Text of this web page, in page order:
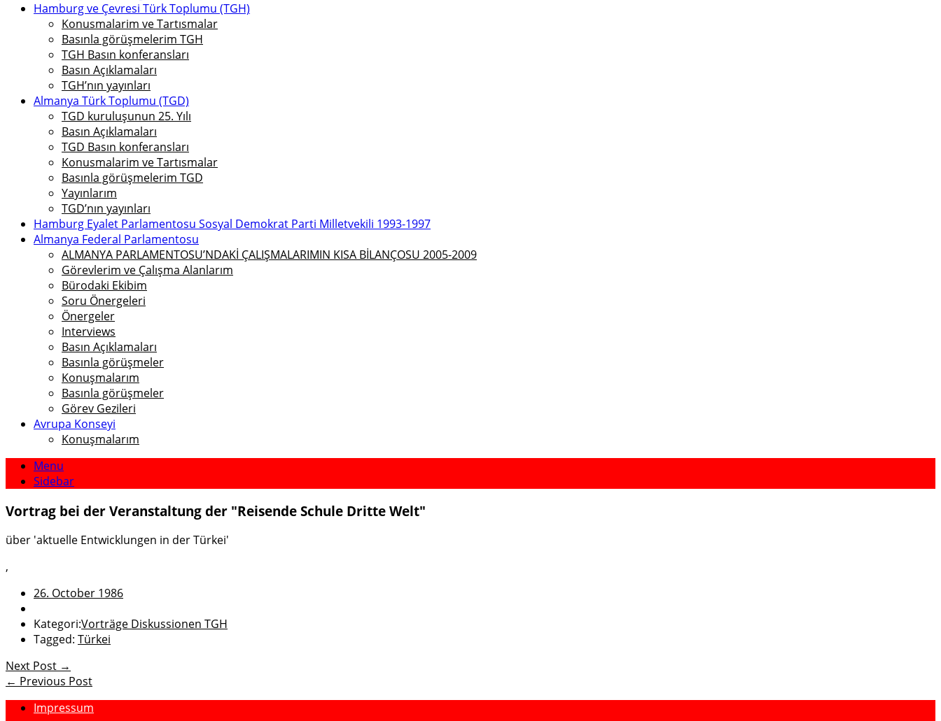
Hamburg ve Çevresi Türk Toplumu (TGH)
Konusmalarim ve Tartısmalar
Basınla görüşmelerim TGH
TGH Basın konferansları
Basın Açıklamaları
TGH’nın yayınları
Almanya Türk Toplumu (TGD)
TGD kuruluşunun 25. Yılı
Basın Açıklamaları
TGD Basın konferansları
Konusmalarim ve Tartısmalar
Basınla görüşmelerim TGD
Yayınlarım
TGD’nın yayınları
Hamburg Eyalet Parlamentosu Sosyal Demokrat Parti Milletvekili 1993-1997
Almanya Federal Parlamentosu
ALMANYA PARLAMENTOSU’NDAKİ ÇALIŞMALARIMIN KISA BİLANÇOSU 2005-2009
Görevlerim ve Çalışma Alanlarım
Bürodaki Ekibim
Soru Önergeleri
Önergeler
Interviews
Basın Açıklamaları
Basınla görüşmeler
Konuşmalarım
Basınla görüşmeler
Görev Gezileri
Avrupa Konseyi
Konuşmalarım
Menu
Sidebar
Vortrag bei der Veranstaltung der "Reisende Schule Dritte Welt"
über 'aktuelle Entwicklungen in der Türkei'
,
26. October 1986
Kategori:Vorträge Diskussionen TGH
Tagged: Türkei
Next Post →
← Previous Post
Impressum